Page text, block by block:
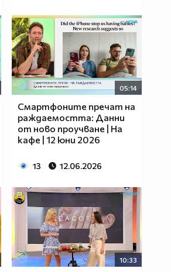
05:14
Смартфоните пречат на
раждаемостта: Данни
от ново проучване | На
кафе | 12 юни 2026
13 12.06.2026
10:33